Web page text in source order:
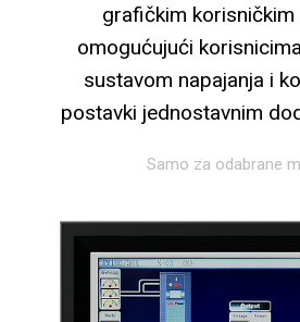
grafičkim korisničkim
omogućujući
sustavom napajanja i
postavki jednostavnim
Samo za odabrane